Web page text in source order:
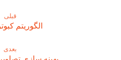
قبلی
الگوریتم
بعدی